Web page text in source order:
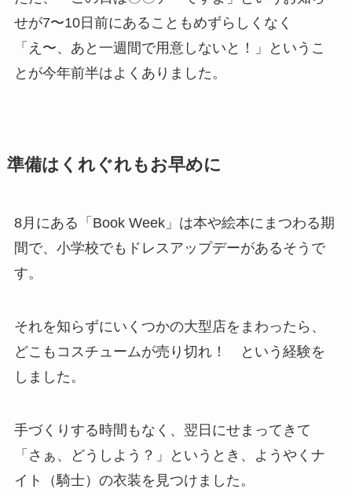
せが7〜10日前にあることもめずらしくなく
「え〜、あと一週間で用意しないと！」というこ
とが今年前半はよくありました。
準備はくれぐれもお早めに
8月にある「Book Week」は本や絵本にまつわる期
間で、小学校でもドレスアップデーがあるそうで
す。
それを知らずにいくつかの大型店をまわったら、
どこもコスチュームが売り切れ！ という経験を
しました。
手づくりする時間もなく、翌日にせまってきて
「さぁ、どうしよう？」というとき、ようやくナ
イト（騎士）の衣装を見つけました。